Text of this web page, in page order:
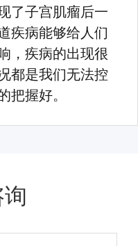
了子宫肌瘤后一
疾病能够给人们
，疾病的出现很
都是我们无法控
把握好。